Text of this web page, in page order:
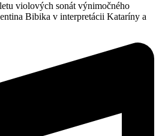
violových sonát výnimočného
Bibika v interpretácii Kataríny a